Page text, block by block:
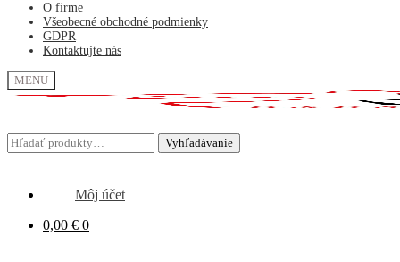
O firme
Všeobecné obchodné podmienky
GDPR
Kontaktujte nás
MENU
Hľadať: Vyhľadávanie
Môj účet
0,00 € 0
Hľadať: Vyhľadávanie